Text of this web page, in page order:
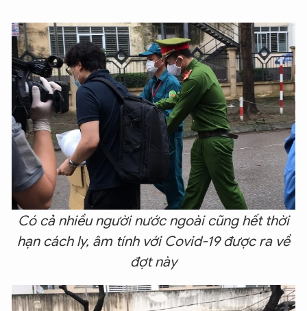
Có cả nhiều người nước ngoài cũng hết thời
hạn cách ly, âm tính với Covid-19 được ra về
đợt này